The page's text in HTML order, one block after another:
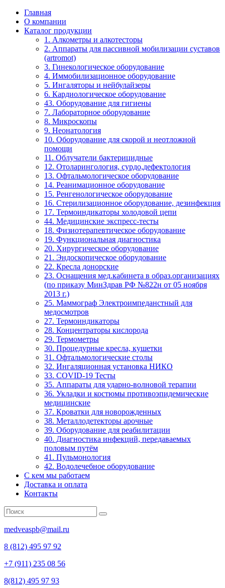
Главная
О компании
Каталог продукции
1. Алкометры и алкотесторы
2. Аппараты для пассивной мобилизации суставов
(artromot)
3. Гинекологическое оборудование
4. Иммобилизационное оборудование
5. Ингаляторы и нейбулайзеры
6. Кардиологическое оборудование
43. Оборудование для гигиены
7. Лабораторное оборудование
8. Микроскопы
9. Неонатология
10. Оборудование для скорой и неотложной
помощи
11. Облучатели бактерицидные
12. Отоларингология, сурдо,дефектология
13. Офтальмологическое оборудование
14. Реанимационное оборудование
15. Ренгенологическое оборудование
16. Стерилизационное оборудование, дезинфекция
17. Термоиндикаторы холодовой цепи
44. Медицинские экспресс-тесты
18. Физиотерапевтическое оборудование
19. Функциональная диагностика
20. Хирургическое оборудование
21. Эндоскопическое оборудование
22. Кресла донорские
23. Оснащения мед.кабинета в образ.организациях
(по приказу МинЗдрав РФ №822н от 05 ноября
2013 г.)
25. Маммограф Электроимпеданстный для
медосмотров
27. Термоиндикаторы
28. Концентраторы кислорода
29. Термометры
30. Процедурные кресла, кушетки
31. Офтальмологические столы
32. Ингаляционная установка НИКО
33. COVID-19 Тесты
35. Аппараты для ударно-волновой терапии
36. Укладки и костюмы противоэпидемические
медицинские
37. Кроватки для новорожденных
38. Металлодетекторы арочные
39. Оборудование для реабилитации
40. Диагностика инфекций, передаваемых
половым путём
41. Пульмонология
42. Водолечебное оборудование
С кем мы работаем
Доставка и оплата
Контакты
medveaspb@mail.ru
8 (812) 495 97 92
+7 (911) 235 08 56
8(812) 495 97 93